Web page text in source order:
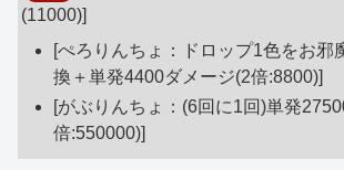
(11000)]
[ぺろりんちょ：ドロップ1色をお邪
換＋単発4400ダメージ(2倍:8800)]
[がぶりんちょ：(6回に1回)単発
倍:550000)]